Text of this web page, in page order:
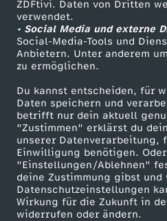
ZDFtivi. Daten von Dritten
verwendet.
• Social Media und externe
Social-Media-Tools und
Anbietern. Unter anderem
zu ermöglichen.
Du kannst entscheiden, für
Daten speichern und
betrifft nur dein aktuell
"Zustimmen" erklärst du
unserer Datenverarbeitung,
Einwilligung benötigen.
"Einstellungen/Ablehnen"
deine Zustimmung gibst
Datenschutzeinstellungen
Wirkung für die Zukunft in
widerrufen oder ändern.
ZDF Unternehmen
Karriere
ZDF goes Schule
Werbefernsehen
Mainzelmännchen